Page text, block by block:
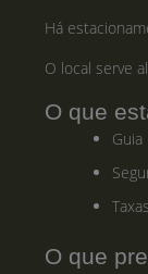
Há
O local serve
O que
Guia
O que